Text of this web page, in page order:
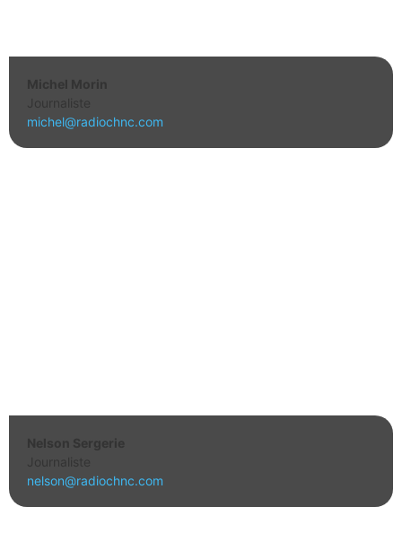
Michel Morin
Journaliste
michel@radiochnc.com
Nelson Sergerie
Journaliste
nelson@radiochnc.com